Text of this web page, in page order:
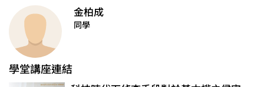
金柏成
同學
學堂講座連結